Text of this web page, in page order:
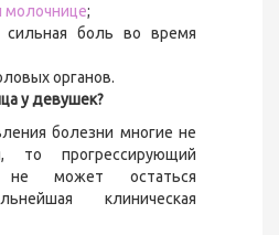
молочнице;
боль во время
органов.
у девушек?
болезни многие не
то прогрессирующий
не может остаться
клиническая